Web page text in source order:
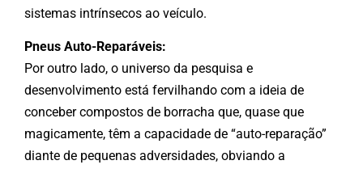
sistemas intrínsecos ao veículo.
Pneus Auto-Reparáveis:
Por outro lado, o universo da pesquisa e
desenvolvimento está fervilhando com a ideia de
conceber compostos de borracha que, quase que
magicamente, têm a capacidade de “auto-reparação”
diante de pequenas adversidades, obviando a